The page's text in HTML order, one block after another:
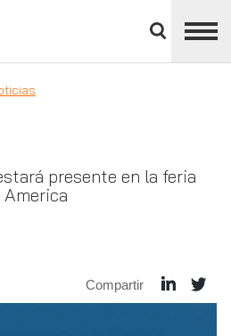
panel
presente en la feria
Compartir